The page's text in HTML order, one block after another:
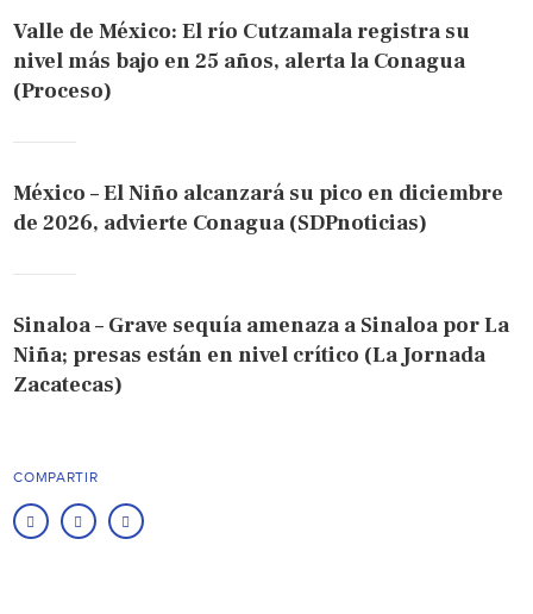
Valle de México: El río Cutzamala registra su
nivel más bajo en 25 años, alerta la Conagua
(Proceso)
México – El Niño alcanzará su pico en diciembre
de 2026, advierte Conagua (SDPnoticias)
Sinaloa – Grave sequía amenaza a Sinaloa por La
Niña; presas están en nivel crítico (La Jornada
Zacatecas)
COMPARTIR